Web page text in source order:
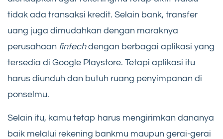
tidak ada transaksi kredit. Selain bank, transfer
uang juga dimudahkan dengan maraknya
perusahaan fintechdengan berbagai aplikasi yang
tersedia di Google Playstore. Tetapi aplikasi itu
harus diunduh dan butuh ruang penyimpanan di
ponselmu.
Selain itu, kamu tetap harus mengirimkan dananya
baik melalui rekening bankmu maupun gerai-gerai